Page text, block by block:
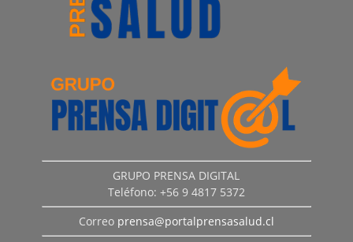
GRUPO PRENSA DIGITAL
Teléfono: +56 9 4817 5372
Correo prensa@portalprensasalud.cl